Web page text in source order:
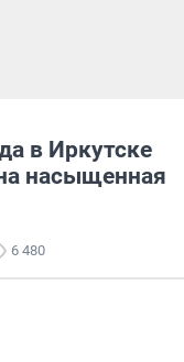
в Иркутске
насыщенная
6 480